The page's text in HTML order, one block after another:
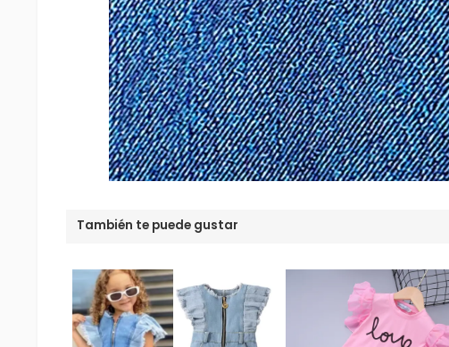
También te puede gustar